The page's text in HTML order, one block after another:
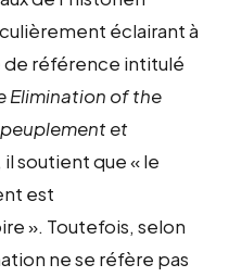
éclairant à
de référence intitulé
Elimination of the
et
il soutient que « le
est
». Toutefois, selon
ne se réfère pas